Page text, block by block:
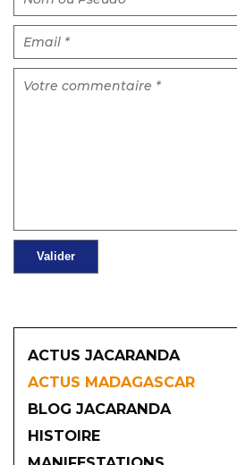
ACTUS JACARANDA
ACTUS MADAGASCAR
BLOG JACARANDA
HISTOIRE